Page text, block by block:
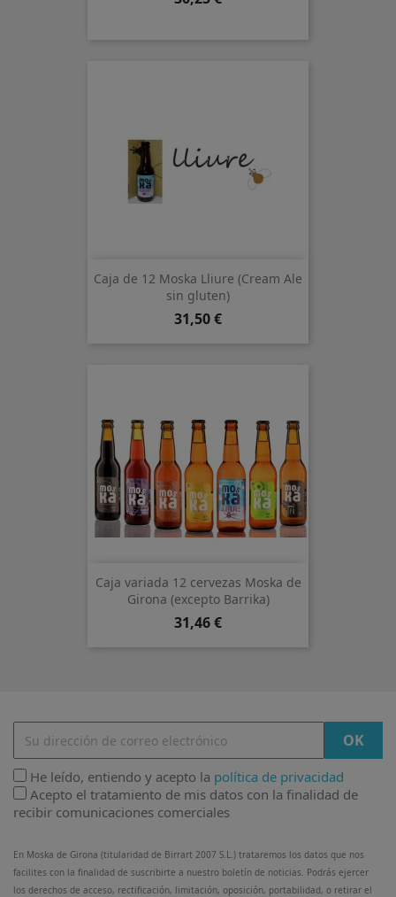
Caja de 12 Moska Lliure (Cream Ale
sin gluten)
Precio
31,50 €
Caja variada 12 cervezas Moska de
Girona (excepto Barrika)
Precio
31,46 €
He leído, entiendo y acepto la política de privacidad
Acepto el tratamiento de mis datos con la finalidad de
recibir comunicaciones comerciales
En Moska de Girona (titularidad de Birrart 2007 S.L.) trataremos los datos que nos
facilites con la finalidad de suscribirte a nuestro boletín de noticias. Podrás ejercer
los derechos de acceso, rectificación, limitación, oposición, portabilidad, o retirar el